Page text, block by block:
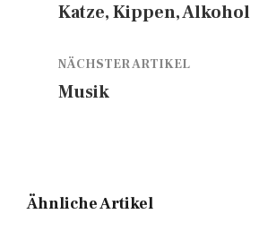
Katze, Kippen, Alkohol
NÄCHSTER ARTIKEL
Musik
Ähnliche Artikel